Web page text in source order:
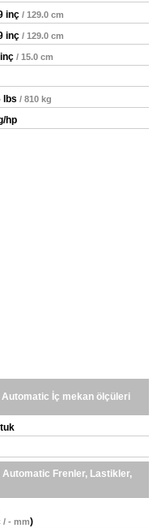
inç / 129.0 cm
inç / 129.0 cm
/ 15.0 cm
lbs / 810 kg
hp
Automatic İç mekan ölçüleri
Automatic Frenler, Lastikler,
/ - mm)